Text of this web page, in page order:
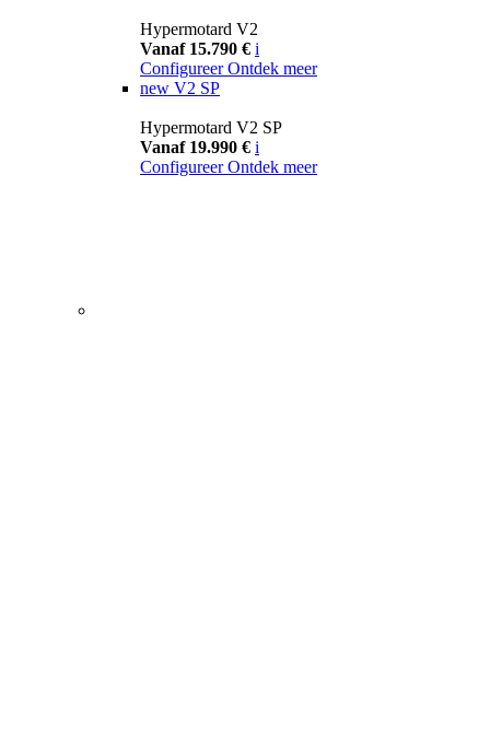
Hypermotard V2
Vanaf 15.790 € i
Configureer Ontdek meer
new V2 SP
Hypermotard V2 SP
Vanaf 19.990 € i
Configureer Ontdek meer